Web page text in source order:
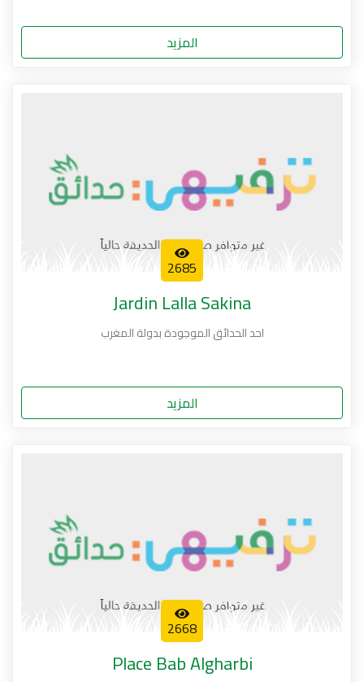
المزيد
2685
Jardin Lalla Sakina
احد الحدائق الموجودة بدولة المغرب
المزيد
2668
Place Bab Algharbi